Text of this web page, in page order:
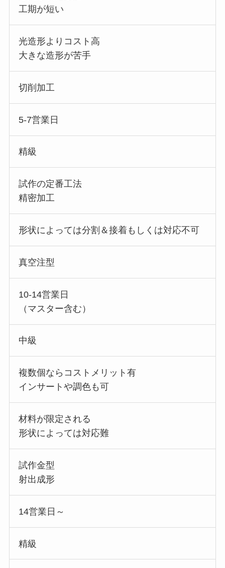
工期が短い
光造形よりコスト高
大きな造形が苦手
切削加工
5-7営業日
精級
試作の定番工法
精密加工
形状によっては分割＆接着もしくは対応不可
真空注型
10-14営業日
（マスター含む）
中級
複数個ならコストメリット有
インサートや調色も可
材料が限定される
形状によっては対応難
試作金型
射出成形
14営業日～
精級